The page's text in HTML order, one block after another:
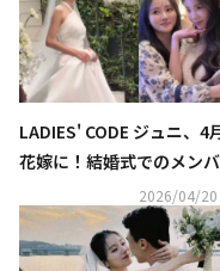
LADIES' CODE ジュニ、4
花嫁に！結婚式でのメン
の記念ショットが話題
2026/04/20